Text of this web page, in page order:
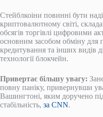
Стейблкоіни повинні бути
криптовалютному світі,
обсягів торгівлі цифровими
основним засобом обміну для
кредитування та інших видів
технології блокчейн.
Привертає більшу увагу:
повну паніку, привернувши
Вашингтоні, яким доручено
стабільність, за CNN.